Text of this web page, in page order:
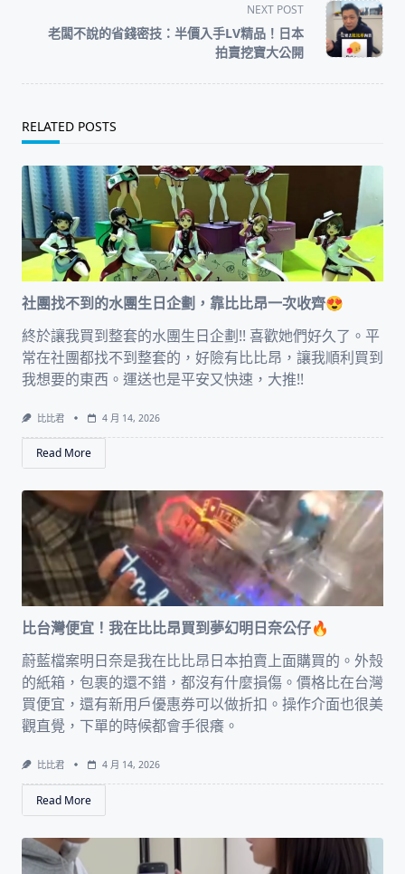
reader-
NEXT POST
老闆不說的省錢密技：半價入手LV精品！日本
拍賣挖寶大公開
RELATED POSTS
社團找不到的水團生日企劃，靠比比昂一次收齊😍
終於讓我買到整套的水團生日企劃!! 喜歡她們好久了。平
常在社團都找不到整套的，好險有比比昂，讓我順利買到
我想要的東西。運送也是平安又快速，大推!!
比比君 4 月 14, 2026
Read More
比台灣便宜！我在比比昂買到夢幻明日奈公仔🔥
蔚藍檔案明日奈是我在比比昂日本拍賣上面購買的。外殼
的紙箱，包裹的還不錯，都沒有什麼損傷。價格比在台灣
買便宜，還有新用戶優惠券可以做折扣。操作介面也很美
觀直覺，下單的時候都會手很癢。
比比君 4 月 14, 2026
Read More